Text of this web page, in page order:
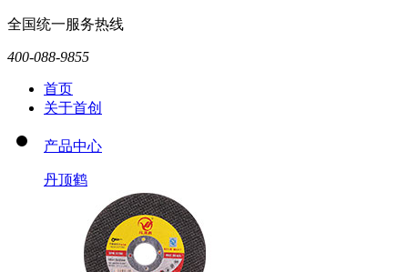
全国统一服务热线
400-088-9855
首页
关于首创
产品中心
丹顶鹤